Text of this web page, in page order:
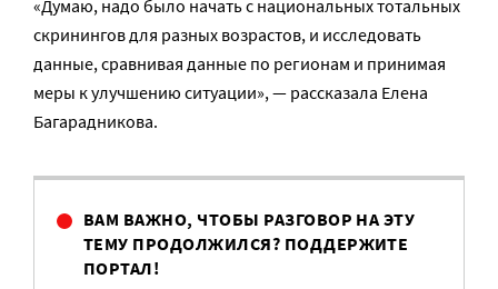
«Думаю, надо было начать с национальных тотальных
скринингов для разных возрастов, и исследовать
данные, сравнивая данные по регионам и принимая
меры к улучшению ситуации», — рассказала Елена
Багарадникова.
ВАМ ВАЖНО, ЧТОБЫ РАЗГОВОР НА ЭТУ
ТЕМУ ПРОДОЛЖИЛСЯ? ПОДДЕРЖИТЕ
ПОРТАЛ!